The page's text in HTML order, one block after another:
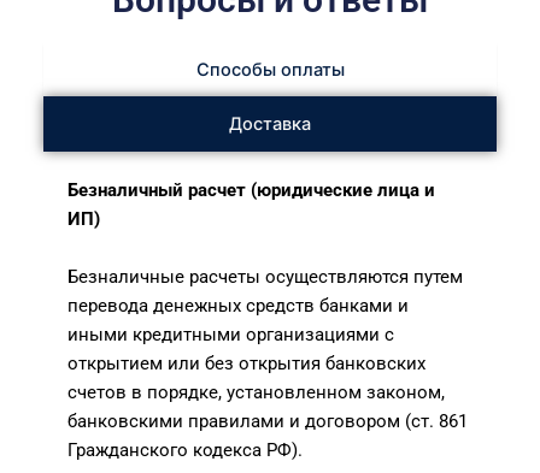
Способы оплаты
Доставка
Безналичный расчет (юридические лица и
ИП)
Безналичные расчеты осуществляются путем
перевода денежных средств банками и
иными кредитными организациями с
открытием или без открытия банковских
счетов в порядке, установленном законом,
банковскими правилами и договором (ст. 861
Гражданского кодекса РФ).